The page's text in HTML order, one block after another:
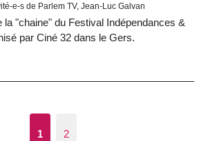
e-s de Parlem TV, Jean-Luc Galvan
la "chaine" du Festival Indépendances &
par Ciné 32 dans le Gers.
1 2